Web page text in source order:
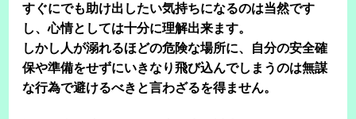
すぐにでも助け出したい気持ちになるのは当然です
し、心情としては十分に理解出来ます。
しかし人が溺れるほどの危険な場所に、自分の安全確
保や準備をせずにいきなり飛び込んでしまうのは無謀
な行為で避けるべきと言わざるを得ません。